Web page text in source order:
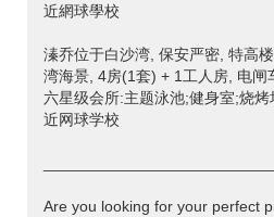
近網球學校
溱乔位于白沙湾, 保安严密, 特高
湾海景, 4房(1套) + 1工人房, 电闸
六星级会所:主题泳池;健身室;烧
近网球学校
Are you looking for your perfect